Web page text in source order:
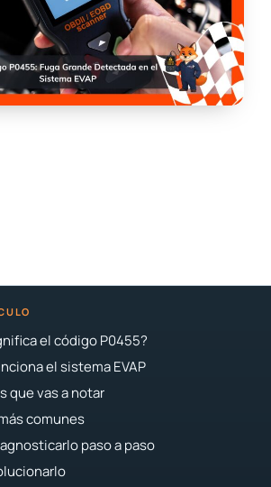
el código P0455?
el sistema EVAP
que vas a notar
comunes
paso a paso